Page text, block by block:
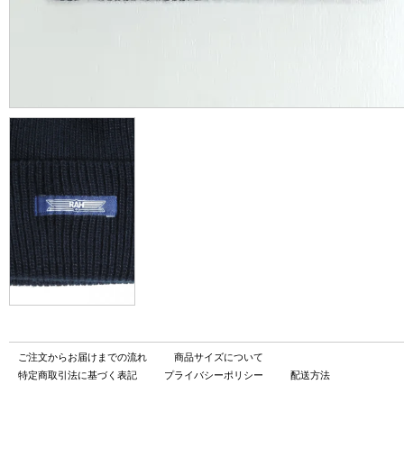
ご注文からお届けまでの流れ
商品サイズについて
特定商取引法に基づく表記
プライバシーポリシー 配送方法